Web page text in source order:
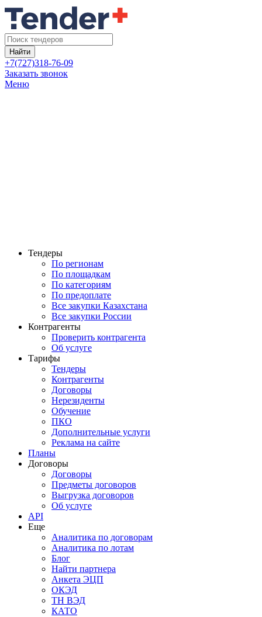
Найти
+7(727)318-76-09
Заказать звонок
Меню
Тендеры
По регионам
По площадкам
По категориям
По предоплате
Все закупки Казахстана
Все закупки России
Контрагенты
Проверить контрагента
Об услуге
Тарифы
Тендеры
Контрагенты
Договоры
Нерезиденты
Обучение
ПКО
Дополнительные услуги
Реклама на сайте
Планы
Договоры
Договоры
Предметы договоров
Выгрузка договоров
Об услуге
API
Еще
Аналитика по договорам
Аналитика по лотам
Блог
Найти партнера
Анкета ЭЦП
ОКЭД
ТН ВЭД
КАТО